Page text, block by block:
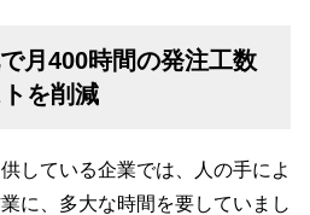
月400時間の発注工数
を削減
している企業では、人の手によ
に、多大な時間を要していまし